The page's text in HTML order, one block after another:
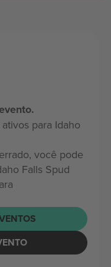
para Idaho
você pode
Falls Spud